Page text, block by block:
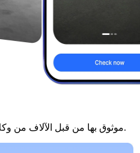
موثوق بها من قبل الآلاف من وكلاء السيارات في جميع أنحاء العالم.